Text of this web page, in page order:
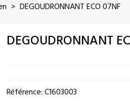
> DEGOUDRONNANT ECO 07NF
DEGOUDRONNANT
Référence:C1603003